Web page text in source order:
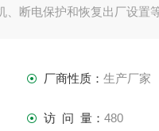
、断电保护和恢复出厂设置
架、防尘罩和校准溶液
厂商性质： 生产厂家
访 问 量： 480